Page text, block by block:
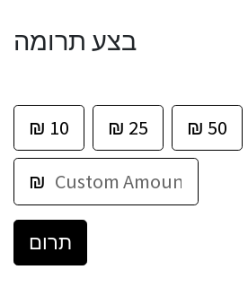
בצע תרומה
₪ 10 ₪ 25 ₪ 50
₪
תרום